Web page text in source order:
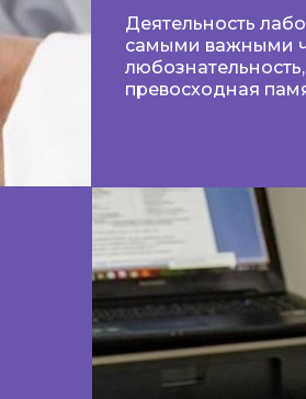
Деятельность
самыми важными
превосходная